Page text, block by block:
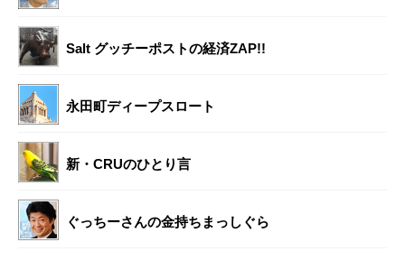
Salt グッチーポストの経済ZAP!!
永田町ディープスロート
新・CRUのひとり言
ぐっちーさんの金持ちまっしぐら